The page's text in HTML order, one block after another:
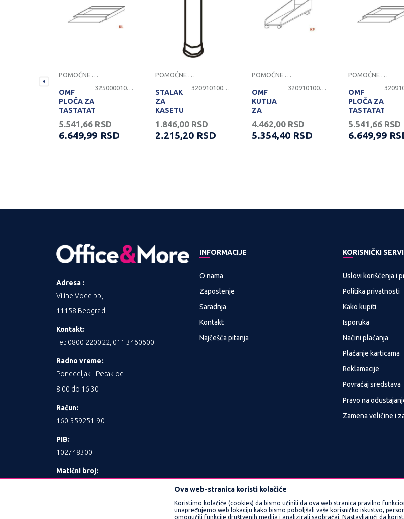
POMOĆNE PLOČE
3250000108339
OMF
PLOČA ZA
TASTATATURU
5.541,66 RSD
6.649,99 RSD
POMOĆNE PLOČE
3209101000022
STALAK
ZA
KASETU
R5/21H
ALATEJA
1.846,00 RSD
2.215,20 RSD
POMOĆNE PLOČE
3209101000010
OMF
KUTIJA
ZA
KP
29/50/27
4.462,00 RSD
5.354,40 RSD
POMOĆNE PLOČE
OMF
PLOČA ZA
TASTATATURU
5.541,66 RSD
6.649,99
Adresa :
Viline Vode bb,
11158 Beograd
Kontakt:
Tel: 0800 220022, 011 3460600
Radno vreme:
Ponedeljak - Petak od
8:00 do 16:30
Račun:
160-359251-90
PIB:
102748300
Matični broj:
INFORMACIJE
O nama
Zaposlenje
Saradnja
Kontakt
Najčešća pitanja
KORISNIČKI
Uslovi korišćenja i
Politika privatnosti
Kako kupiti
Isporuka
Načini plaćanja
Plaćanje karticama
Reklamacije
Povraćaj sredstava
Pravo na
Zamena veličine i
Ova web-stranica koristi kolačiće
Koristimo kolačiće (cookies) da bismo učinili da ova web stranica pravilno
unapređujemo web lokaciju kako bismo poboljšali vaše korisničko iskustvo,
omogućili funkcije društvenih medija i analizirali saobraćaj. Nastavljajući da